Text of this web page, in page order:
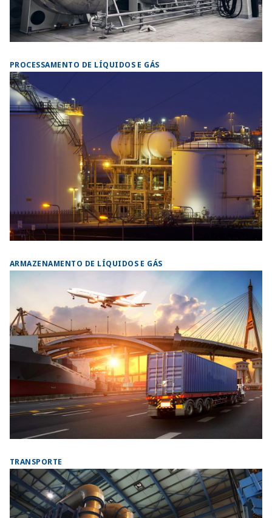
PROCESSAMENTO DE LÍQUIDOS E GÁS
ARMAZENAMENTO DE LÍQUIDOS E GÁS
TRANSPORTE